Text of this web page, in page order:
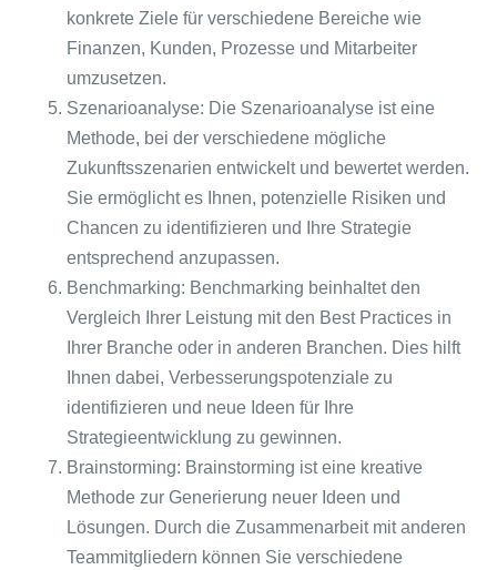
konkrete Ziele für verschiedene Bereiche wie
Finanzen, Kunden, Prozesse und Mitarbeiter
umzusetzen.
Szenarioanalyse: Die Szenarioanalyse ist eine
Methode, bei der verschiedene mögliche
Zukunftsszenarien entwickelt und bewertet werden.
Sie ermöglicht es Ihnen, potenzielle Risiken und
Chancen zu identifizieren und Ihre Strategie
entsprechend anzupassen.
Benchmarking: Benchmarking beinhaltet den
Vergleich Ihrer Leistung mit den Best Practices in
Ihrer Branche oder in anderen Branchen. Dies hilft
Ihnen dabei, Verbesserungspotenziale zu
identifizieren und neue Ideen für Ihre
Strategieentwicklung zu gewinnen.
Brainstorming: Brainstorming ist eine kreative
Methode zur Generierung neuer Ideen und
Lösungen. Durch die Zusammenarbeit mit anderen
Teammitgliedern können Sie verschiedene